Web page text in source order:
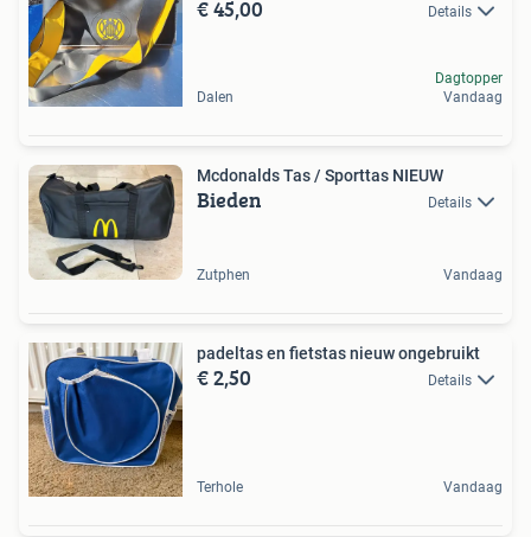
€ 45,00 Details
Dalen
Dagtopper
Vandaag
Mcdonalds Tas / Sporttas NIEUW
Bieden Details
Zutphen Vandaag
padeltas en fietstas nieuw ongebruikt
€ 2,50 Details
Terhole Vandaag